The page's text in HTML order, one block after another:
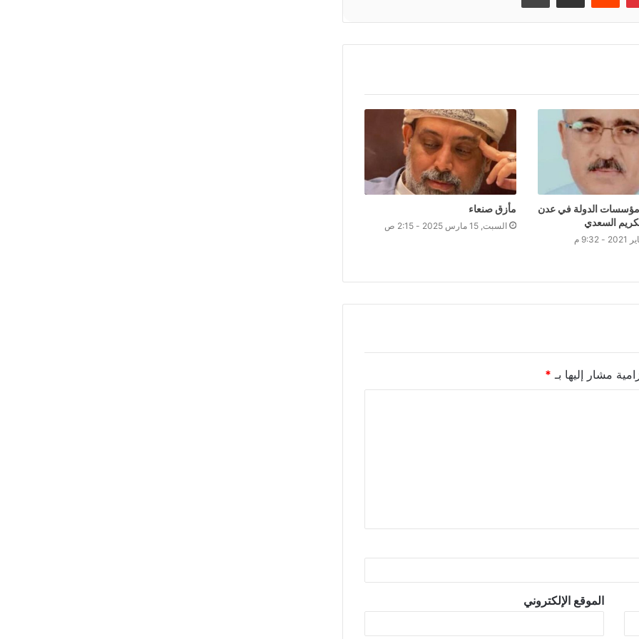
مؤسسات الدولة في عدن
السعدي
مأزق صنعاء
السبت, 15 مارس 2025 - 2:15 ص
مشار إليها بـ *
الموقع الإلكتروني